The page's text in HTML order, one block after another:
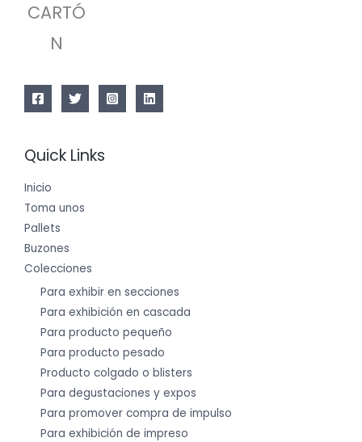
CARTÓ
N
Quick Links
Inicio
Toma unos
Pallets
Buzones
Colecciones
Para exhibir en secciones
Para exhibición en cascada
Para producto pequeño
Para producto pesado
Producto colgado o blisters
Para degustaciones y expos
Para promover compra de impulso
Para exhibición de impreso